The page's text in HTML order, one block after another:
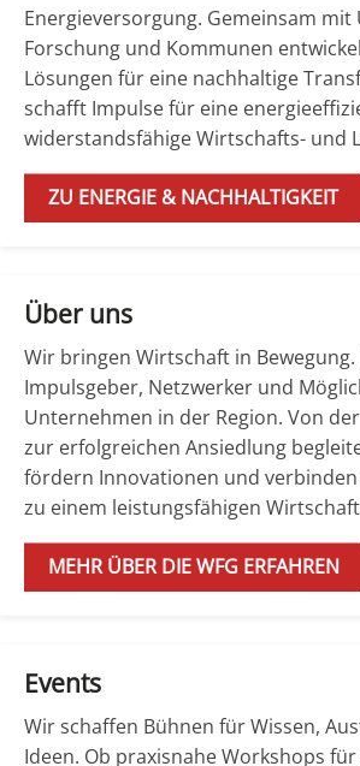
Energieversorgung. Gemeinsam
Forschung und Kommunen
Lösungen für eine nachhaltige
schafft Impulse für eine
widerstandsfähige Wirtschafts- und
ZU ENERGIE & NACHHALTIGKEIT
Über uns
Wir bringen Wirtschaft in Bewegung.
Impulsgeber, Netzwerker und
Unternehmen in der Region. Von
zur erfolgreichen Ansiedlung
fördern Innovationen und
zu einem leistungsfähigen
MEHR ÜBER DIE WFG ERFAHREN
Events
Wir schaffen Bühnen für Wissen,
Ideen. Ob praxisnahe Workshops für